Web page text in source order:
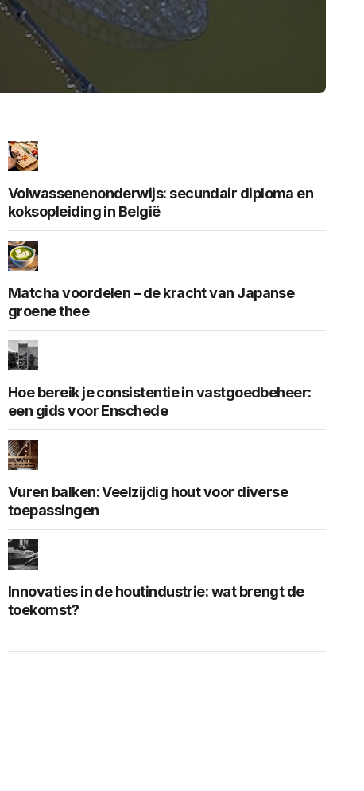
Volwassenenonderwijs: secundair diploma en
koksopleiding in België
Matcha voordelen – de kracht van Japanse
groene thee
Hoe bereik je consistentie in vastgoedbeheer:
een gids voor Enschede
Vuren balken: Veelzijdig hout voor diverse
toepassingen
Innovaties in de houtindustrie: wat brengt de
toekomst?